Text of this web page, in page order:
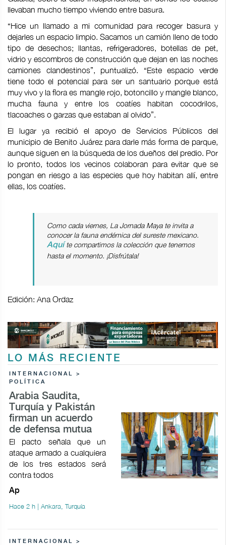
llevaban mucho tiempo viviendo entre basura.
“Hice un llamado a mi comunidad para recoger basura y
dejarles un espacio limpio. Sacamos un camión lleno de todo
tipo de desechos; llantas, refrigeradores, botellas de pet,
vidrio y escombros de construcción que dejan en las noches
camiones clandestinos”, puntualizó. “Este espacio verde
tiene todo el potencial para ser un santuario porque está
muy vivo y la flora es mangle rojo, botoncillo y mangle blanco,
mucha fauna y entre los coatíes habitan cocodrilos,
tlacoaches o garzas que estaban al olvido”.
El lugar ya recibió el apoyo de Servicios Públicos del
municipio de Benito Juárez para darle más forma de parque,
aunque siguen en la búsqueda de los dueños del predio. Por
lo pronto, todos los vecinos colaboran para evitar que se
pongan en riesgo a las especies que hoy habitan allí, entre
ellas, los coatíes.
Como cada viernes, La Jornada Mayate invita a
conocer la fauna endémica del sureste mexicano.
Aquíte compartimos la colección que tenemos
hasta el momento. ¡Disfrútala!
Edición: Ana Ordaz
LO MÁS RECIENTE
INTERNACIONAL >
POLÍTICA
Arabia Saudita,
Turquía y Pakistán
firman un acuerdo
de defensa mutua
El pacto señala que un
ataque armado a cualquiera
de los tres estados será
contra todos
Ap
Hace 2 h | Ankara, Turquía
INTERNACIONAL >